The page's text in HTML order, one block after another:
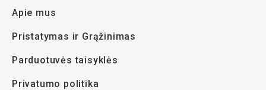
Apie mus
Pristatymas ir Grąžinimas
Parduotuvės taisyklės
Privatumo politika